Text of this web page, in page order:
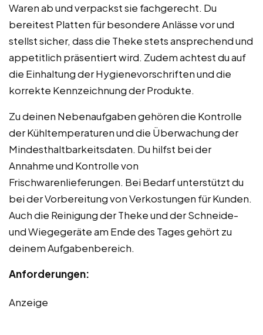
Waren ab und verpackst sie fachgerecht. Du
bereitest Platten für besondere Anlässe vor und
stellst sicher, dass die Theke stets ansprechend und
appetitlich präsentiert wird. Zudem achtest du auf
die Einhaltung der Hygienevorschriften und die
korrekte Kennzeichnung der Produkte.
Zu deinen Nebenaufgaben gehören die Kontrolle
der Kühltemperaturen und die Überwachung der
Mindesthaltbarkeitsdaten. Du hilfst bei der
Annahme und Kontrolle von
Frischwarenlieferungen. Bei Bedarf unterstützt du
bei der Vorbereitung von Verkostungen für Kunden.
Auch die Reinigung der Theke und der Schneide-
und Wiegegeräte am Ende des Tages gehört zu
deinem Aufgabenbereich.
Anforderungen:
Anzeige